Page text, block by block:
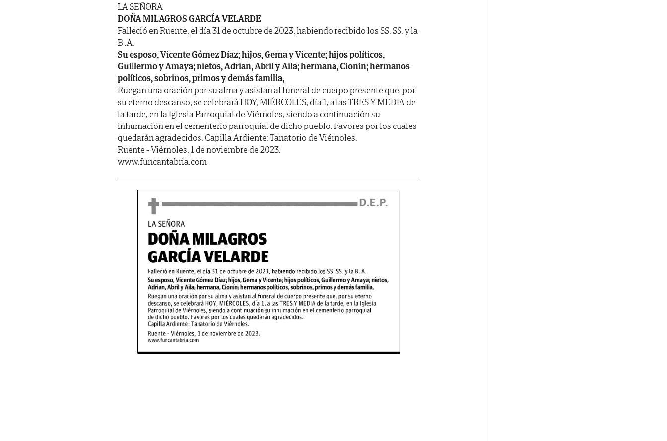
LA SEÑORA
DOÑA MILAGROS GARCÍA VELARDE
Falleció en Ruente, el día 31 de octubre de 2023, habiendo recibido los SS. SS. y la
B .A.
Su esposo, Vicente Gómez Díaz; hijos, Gema y Vicente; hijos políticos,
Guillermo y Amaya; nietos, Adrian, Abril y Aila; hermana, Cionín; hermanos
políticos, sobrinos, primos y demás familia,
Ruegan una oración por su alma y asistan al funeral de cuerpo presente que, por
su eterno descanso, se celebrará HOY, MIÉRCOLES, día 1, a las TRES Y MEDIA de
la tarde, en la Iglesia Parroquial de Viérnoles, siendo a continuación su
inhumación en el cementerio parroquial de dicho pueblo. Favores por los cuales
quedarán agradecidos. Capilla Ardiente: Tanatorio de Viérnoles.
Ruente - Viérnoles, 1 de noviembre de 2023.
www.funcantabria.com